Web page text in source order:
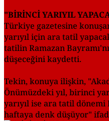
"BİRİNCİ YARIYIL
Türkiye gazetesine
yarıyıl için ara tatil
tatilin Ramazan
düşeceğini kaydetti.
Tekin, konuya ilişkin,
Önümüzdeki yıl, birinci
yarıyıl ise ara tatil dönemi
haftaya denk düşüyor"